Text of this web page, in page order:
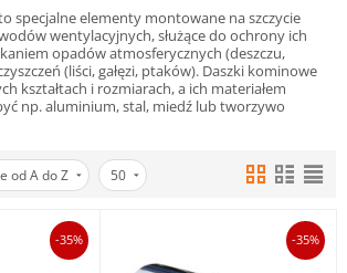
specjalne elementy montowane na szczycie
wentylacyjnych, służące do ochrony ich
opadów atmosferycznych (deszczu,
(liści, gałęzi, ptaków). Daszki kominowe
kształtach i rozmiarach, a ich materiałem
np. aluminium, stal, miedź lub tworzywo
od A do Z 50
-35% -35%